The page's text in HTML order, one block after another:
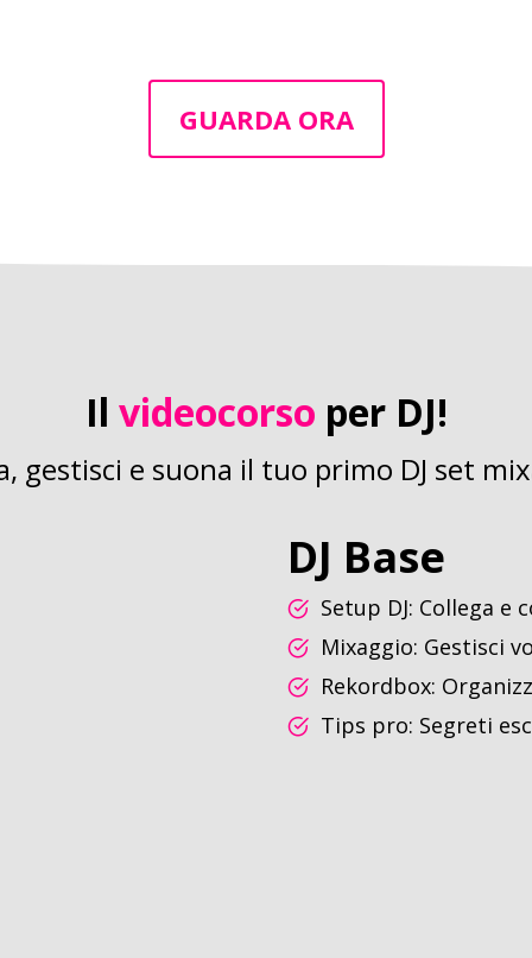
GUARDA ORA
Il videocorso per DJ!
gestisci e suona il tuo primo DJ set
DJ Base
Setup DJ: Collega e
Mixaggio: Gestisci
Rekordbox:
Tips pro: Segreti